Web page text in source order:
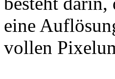
eine
vollen